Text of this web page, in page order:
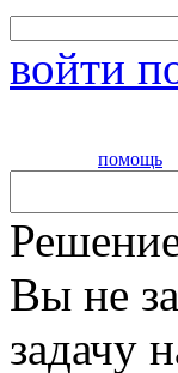
войти
помощь
Вы не
задачу